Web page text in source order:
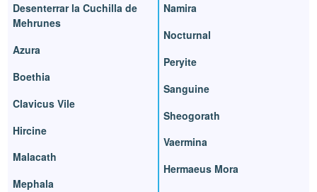
Desenterrar la Cuchilla de
Mehrunes
Azura
Boethia
Clavicus Vile
Hircine
Malacath
Mephala
Namira
Nocturnal
Peryite
Sanguine
Sheogorath
Vaermina
Hermaeus Mora